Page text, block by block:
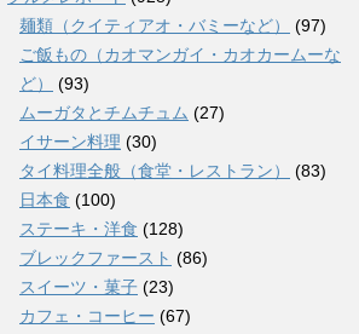
麺類（クイティアオ・バミーなど）
(97)
ご飯もの（カオマンガイ・カオカームーな
ど）
(93)
ムーガタとチムチュム (27)
イサーン料理 (30)
タイ料理全般（食堂・レストラン）
(83)
日本食 (100)
ステーキ・洋食 (128)
ブレックファースト (86)
スイーツ・菓子 (23)
カフェ・コーヒー (67)